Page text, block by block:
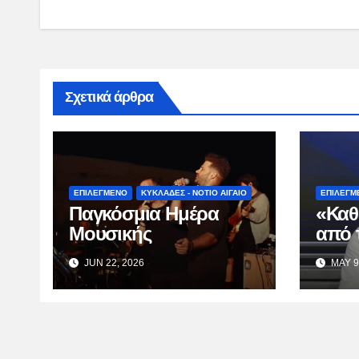
Σχετικά άρθρα
ΕΠΙΛΕΓΜΕΝΟ ΚΥΚΛΑΔΕΣ - ΝΟΤΙΟ ΑΙΓΑΙΟ
Παγκόσμια Ημέρα
Μουσικής
JUN 22, 2026
από
TV
MAY